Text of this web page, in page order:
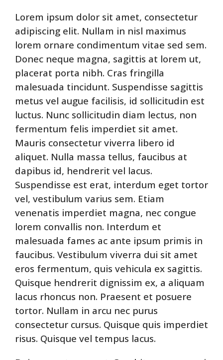
Lorem ipsum dolor sit amet, consectetur
adipiscing elit. Nullam in nisl maximus
lorem ornare condimentum vitae sed sem.
Donec neque magna, sagittis at lorem ut,
placerat porta nibh. Cras fringilla
malesuada tincidunt. Suspendisse sagittis
metus vel augue facilisis, id sollicitudin est
luctus. Nunc sollicitudin diam lectus, non
fermentum felis imperdiet sit amet.
Mauris consectetur viverra libero id
aliquet. Nulla massa tellus, faucibus at
dapibus id, hendrerit vel lacus.
Suspendisse est erat, interdum eget tortor
vel, vestibulum varius sem. Etiam
venenatis imperdiet magna, nec congue
lorem convallis non. Interdum et
malesuada fames ac ante ipsum primis in
faucibus. Vestibulum viverra dui sit amet
eros fermentum, quis vehicula ex sagittis.
Quisque hendrerit dignissim ex, a aliquam
lacus rhoncus non. Praesent et posuere
tortor. Nullam in arcu nec purus
consectetur cursus. Quisque quis imperdiet
risus. Quisque vel tempus lacus.